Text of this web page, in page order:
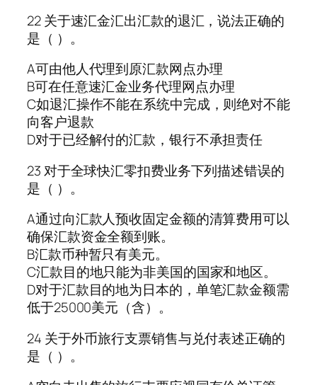
22 关于速汇金汇出汇款的退汇，说法正确的
是（ ）。
A可由他人代理到原汇款网点办理
B可在任意速汇金业务代理网点办理
C如退汇操作不能在系统中完成，则绝对不能
向客户退款
D对于已经解付的汇款，银行不承担责任
23 对于全球快汇零扣费业务下列描述错误的
是（ ）。
A通过向汇款人预收固定金额的清算费用可以
确保汇款资金全额到账。
B汇款币种暂只有美元。
C汇款目的地只能为非美国的国家和地区。
D对于汇款目的地为日本的，单笔汇款金额需
低于25000美元（含）。
24 关于外币旅行支票销售与兑付表述正确的
是（ ）。